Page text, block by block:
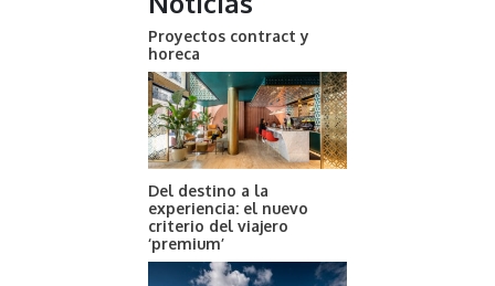
Proyectos contract y
horeca
Del destino a la
experiencia: el nuevo
criterio del viajero
‘premium’